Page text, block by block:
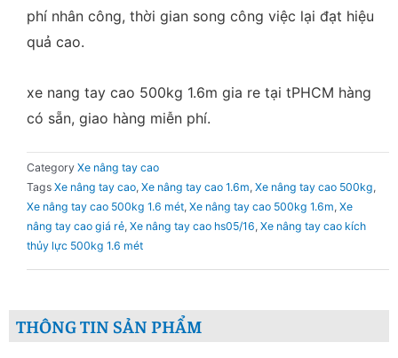
phí nhân công, thời gian song công việc lại đạt hiệu
quả cao.
xe nang tay cao 500kg 1.6m gia re tại tPHCM hàng
có sẵn, giao hàng miễn phí.
Category Xe nâng tay cao
Tags Xe nâng tay cao, Xe nâng tay cao 1.6m, Xe nâng tay cao 500kg,
Xe nâng tay cao 500kg 1.6 mét, Xe nâng tay cao 500kg 1.6m, Xe
nâng tay cao giá rẻ, Xe nâng tay cao hs05/16, Xe nâng tay cao kích
thủy lực 500kg 1.6 mét
THÔNG TIN SẢN PHẨM